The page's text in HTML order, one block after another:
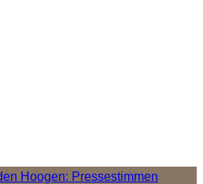
Hoogen: Pressestimmen